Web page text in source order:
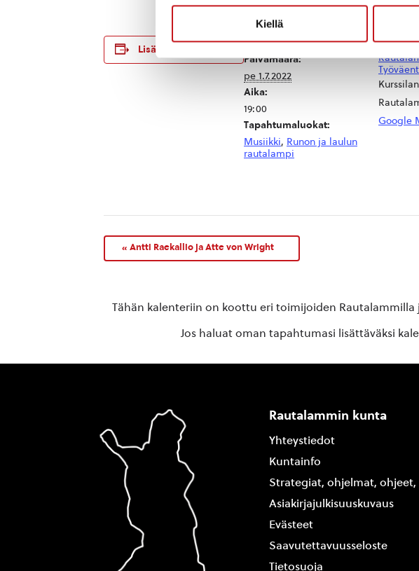
Kiellä
Lisää kalenteriin
TIEDOT
Päivämäärä:
pe 1.7.2022
Aika:
19:00
Tapahtumaluokat:
Musiikki, Runon ja laulun
rautalampi
Google
« Antti Raekallio ja Atte von Wright
Tähän kalenteriin on koottu eri toimijoiden Rautalammilla
Jos haluat oman tapahtumasi lisättäväksi
Rautalammin kunta
Yhteystiedot
Kuntainfo
Strategiat, ohjelmat,
Asiakirjajulkisuuskuvaus
Evästeet
Saavutettavuusseloste
Tietosuoja